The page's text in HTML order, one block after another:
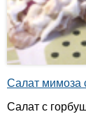
Салат мимоза
Салат с